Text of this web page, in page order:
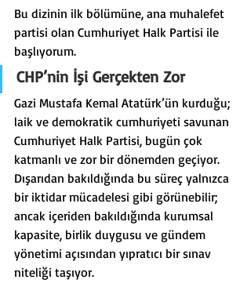
Bu dizinin ilk bölümüne, ana muhalefet
partisi olan Cumhuriyet Halk Partisi ile
başlıyorum.
CHP’nin İşi Gerçekten Zor
Gazi Mustafa Kemal Atatürk’ün kurduğu;
laik ve demokratik cumhuriyeti savunan
Cumhuriyet Halk Partisi, bugün çok
katmanlı ve zor bir dönemden geçiyor.
Dışarıdan bakıldığında bu süreç yalnızca
bir iktidar mücadelesi gibi görünebilir;
ancak içeriden bakıldığında kurumsal
kapasite, birlik duygusu ve gündem
yönetimi açısından yıpratıcı bir sınav
niteliği taşıyor.